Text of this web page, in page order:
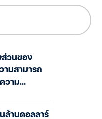
ส่วนของ
ามสามารถ
วาม
ล้านดอลลาร์